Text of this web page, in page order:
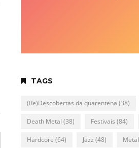
TAGS
(Re)Descobertas da quarentena (38)
Death Metal (38) Festivais (84)
Hardcore (64) Jazz (48) Metal